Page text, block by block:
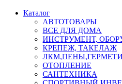
Каталог
АВТОТОВАРЫ
ВСЕ ДЛЯ ДОМА
ИНСТРУМЕНТ,
КРЕПЕЖ, ТАКЕЛАЖ
ОТОПЛЕНИЕ
САНТЕХНИКА